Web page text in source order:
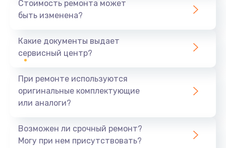
Ремонт цепи питания
Ремонт блока питания
Заказать
Стоимость ремонта может
быть изменена?
Какие документы выдает
сервисный центр?
При ремонте используются
оригинальные комплектующие
или аналоги?
Возможен ли срочный ремонт?
Могу при нем присутствовать?